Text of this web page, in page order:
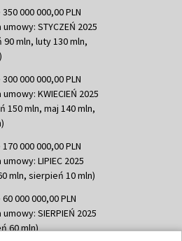
000 000,00 PLN
STYCZEŃ 2025
mln, luty 130 mln,
000 000,00 PLN
KWIECIEŃ 2025
150 mln, maj 140 mln,
000 000,00 PLN
LIPIEC 2025
mln, sierpień 10 mln)
000 000,00 PLN
SIERPIEŃ 2025
60 mln)